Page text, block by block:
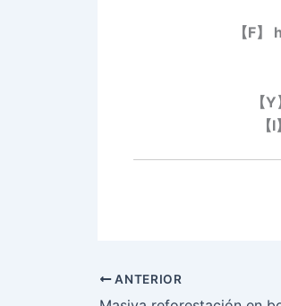
【F】
【Y】
【I】
ANTERIOR